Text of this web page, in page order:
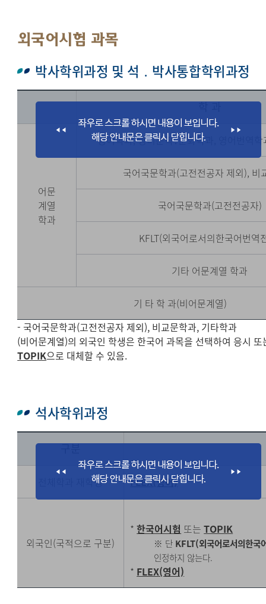
외국어시험 과목
박사학위과정 및 석 ․ 박사통합학위과정
학 과
어문
계열
학과
영어학과, 영미문학․문화학과, 영어번역학
국어국문학과(고전전공자 제외), 비
국어국문학과(고전전공자)
KFLT(외국어로서의한국어번역
기타 어문계열 학과
기 타 학 과(비어문계열)
- 국어국문학과(고전전공자 제외), 비교문학과, 기타학과
(비어문계열)의 외국인 학생은 한국어 과목을 선택하여 응시 또
TOPIK으로 대체할 수 있음.
석사학위과정
구분
전체학과 재학생 FLEX(영어)
외국인(국적으로 구분)
*한국어시험 또는TOPIK
※ 단 KFLT(외국어로서의한국
인정하지 않는다.
* FLEX(영어)